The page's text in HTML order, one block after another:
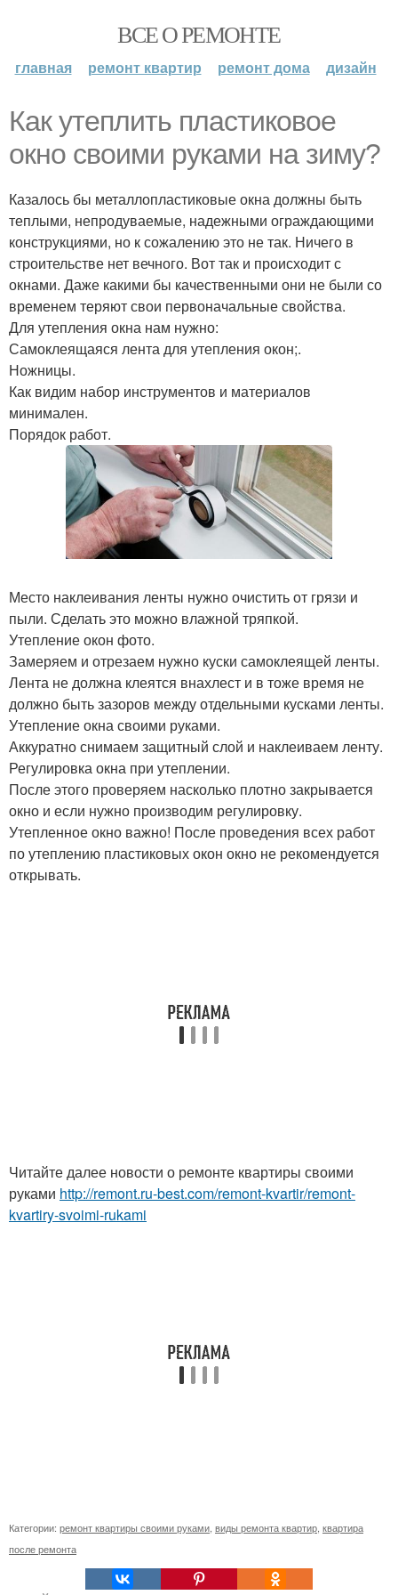
ВСЕ О РЕМОНТЕ
главная ремонт квартир ремонт дома дизайн
Как утеплить пластиковое
окно своими руками на зиму?
Казалось бы металлопластиковые окна должны быть
теплыми, непродуваемые, надежными ограждающими
конструкциями, но к сожалению это не так. Ничего в
строительстве нет вечного. Вот так и происходит с
окнами. Даже какими бы качественными они не были со
временем теряют свои первоначальные свойства.
Для утепления окна нам нужно:
Самоклеящаяся лента для утепления окон;.
Ножницы.
Как видим набор инструментов и материалов
минимален.
Порядок работ.
Место наклеивания ленты нужно очистить от грязи и
пыли. Сделать это можно влажной тряпкой.
Утепление окон фото.
Замеряем и отрезаем нужно куски самоклеящей ленты.
Лента не должна клеятся внахлест и в тоже время не
должно быть зазоров между отдельными кусками ленты.
Утепление окна своими руками.
Аккуратно снимаем защитный слой и наклеиваем ленту.
Регулировка окна при утеплении.
После этого проверяем насколько плотно закрывается
окно и если нужно производим регулировку.
Утепленное окно важно! После проведения всех работ
по утеплению пластиковых окон окно не рекомендуется
открывать.
Читайте далее новости о ремонте квартиры своими
руками http://remont.ru-best.com/remont-kvartir/remont-
kvartiry-svoimi-rukami
Категории: ремонт квартиры своими руками виды ремонта квартир квартира
после ремонта